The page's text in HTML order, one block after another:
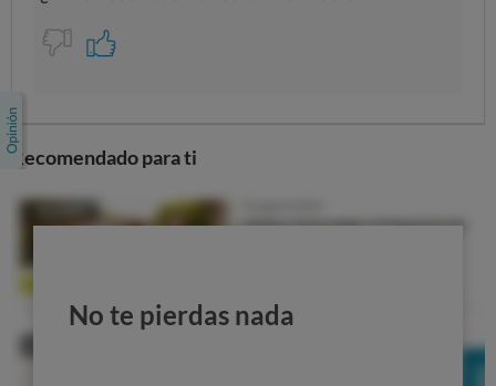
Recomendado para ti
No te pierdas nada